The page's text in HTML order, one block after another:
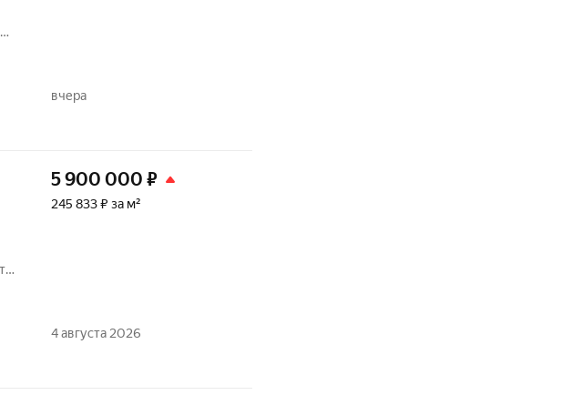
вчера
5 900 000 ₽
245 833 ₽ за м²
4 августа 2026